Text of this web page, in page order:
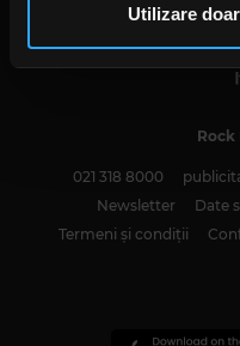
pot combina cu alte
în urma folosirii
continuați să utilizați
Utilizare
Rock
021 318 8000
Newsletter
Date
Termeni și condiții